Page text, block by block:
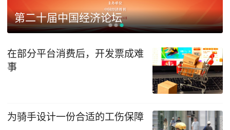
第二十届中国经济论坛
在部分平台消费后，开发票成难
事
为骑手设计一份合适的工伤保障